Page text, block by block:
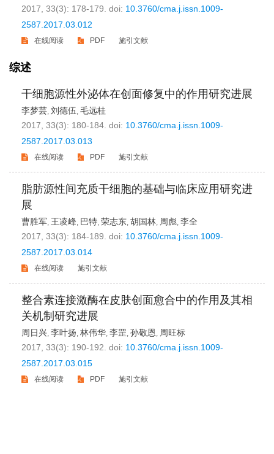
2017, 33(3): 178-179. doi: 10.3760/cma.j.issn.1009-
2587.2017.03.012
在线阅读 PDF 施引文献
综述
干细胞源性外泌体在创面修复中的作用研究进展
李梦芸, 刘德伍, 毛远桂
2017, 33(3): 180-184. doi: 10.3760/cma.j.issn.1009-
2587.2017.03.013
在线阅读 PDF 施引文献
脂肪源性间充质干细胞的基础与临床应用研究进
展
曹胜军, 王凌峰, 巴特, 荣志东, 胡国林, 周彪, 李全
2017, 33(3): 184-189. doi: 10.3760/cma.j.issn.1009-
2587.2017.03.014
在线阅读 施引文献
整合素连接激酶在皮肤创面愈合中的作用及其相
关机制研究进展
周日兴, 李叶扬, 林伟华, 李罡, 孙敬恩 , 周旺标
2017, 33(3): 190-192. doi: 10.3760/cma.j.issn.1009-
2587.2017.03.015
在线阅读 PDF 施引文献